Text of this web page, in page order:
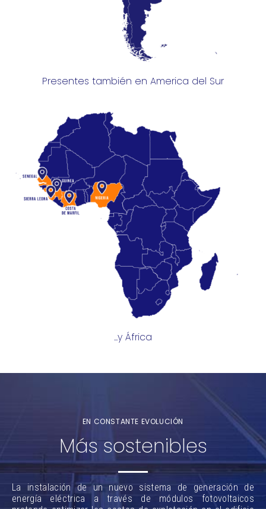
Presentes también en America del Sur
...y África
EN CONSTANTE EVOLUCIÓN
Más sostenibles
La instalación de un nuevo sistema de generación de
energía eléctrica a través de módulos fotovoltaicos